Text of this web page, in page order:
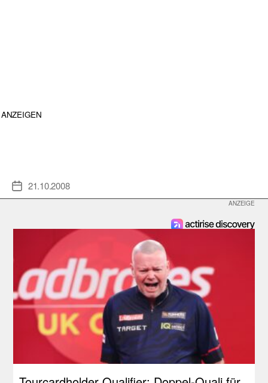
ANZEIGEN
Veröffentlichungsdatum
21.10.2008